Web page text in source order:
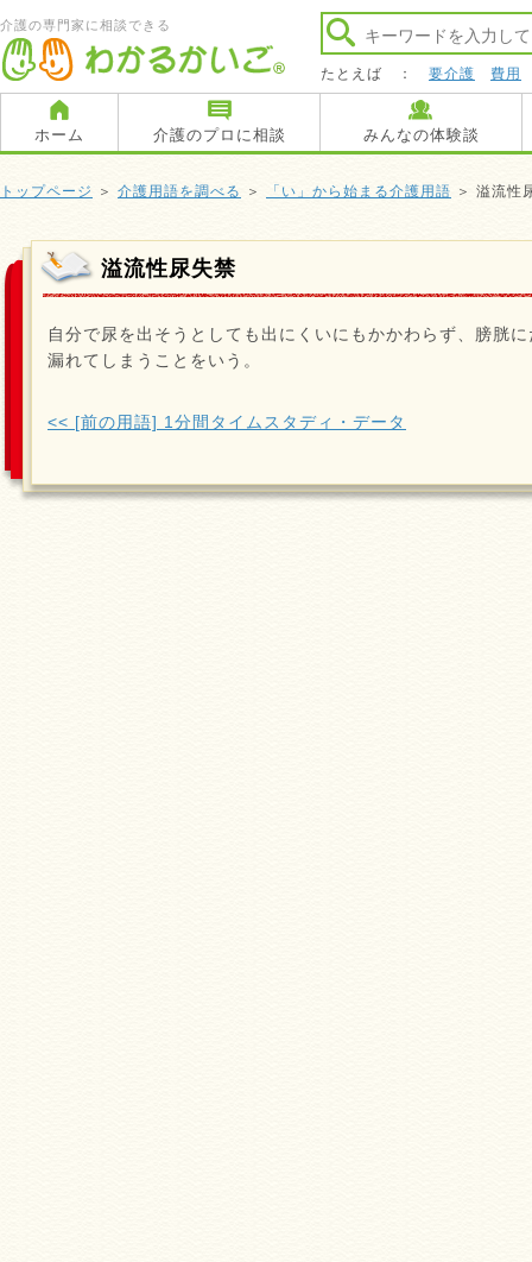
介護の専門家に相談できる
たとえば ： 要介護 費用
ホーム 介護のプロに相談 みんなの体験談
トップページ ＞ 介護用語を調べる ＞ 「い」から始まる介護用語 ＞ 溢流性
溢流性尿失禁
自分で尿を出そうとしても出にくいにもかかわらず、膀胱
漏れてしまうことをいう。
<< [前の用語] 1分間タイムスタディ・データ